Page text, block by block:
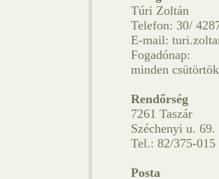
Túri Zoltán
Telefon: 30/
E-mail:
Fogadónap:
minden
Rendőrség
7261 Taszár
Széchenyi u. 69.
Tel.: 82/375-015
Posta